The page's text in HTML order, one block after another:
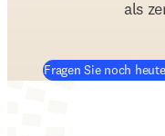
als
Fragen Sie noch